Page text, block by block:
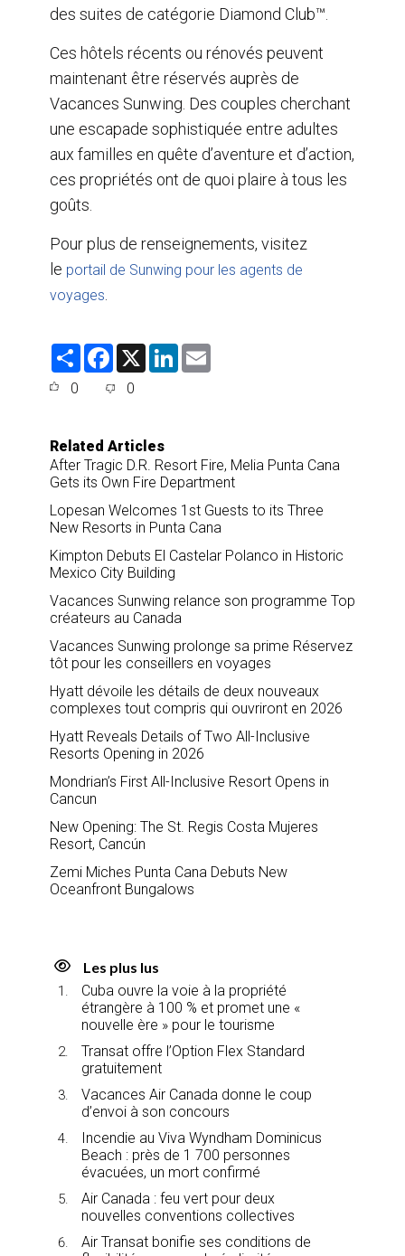
des suites de catégorie Diamond Club™.
Ces hôtels récents ou rénovés peuvent
maintenant être réservés auprès de
Vacances Sunwing. Des couples cherchant
une escapade sophistiquée entre adultes
aux familles en quête d’aventure et d’action,
ces propriétés ont de quoi plaire à tous les
goûts.
Pour plus de renseignements, visitez
le portail de Sunwing pour les agents de
voyages.
S
F
e
o
k
X
L
0 0
Related Articles
After Tragic D.R. Resort Fire, Melia Punta Cana
Gets its Own Fire Department
Lopesan Welcomes 1st Guests to its Three
New Resorts in Punta Cana
Kimpton Debuts El Castelar Polanco in Historic
Mexico City Building
Vacances Sunwing relance son programme Top
créateurs au Canada
Vacances Sunwing prolonge sa prime Réservez
tôt pour les conseillers en voyages
Hyatt dévoile les détails de deux nouveaux
complexes tout compris qui ouvriront en 2026
Hyatt Reveals Details of Two All-Inclusive
Resorts Opening in 2026
Mondrian’s First All-Inclusive Resort Opens in
Cancun
New Opening: The St. Regis Costa Mujeres
Resort, Cancún
Zemi Miches Punta Cana Debuts New
Oceanfront Bungalows
Les plus lus
Cuba ouvre la voie à la propriété
étrangère à 100 % et promet une «
nouvelle ère » pour le tourisme
Transat offre l’Option Flex Standard
gratuitement
Vacances Air Canada donne le coup
d’envoi à son concours
Incendie au Viva Wyndham Dominicus
Beach : près de 1 700 personnes
évacuées, un mort confirmé
Air Canada : feu vert pour deux
nouvelles conventions collectives
Air Transat bonifie ses conditions de